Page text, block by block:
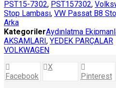
PST15-7302, PST157302,
Stop Lambası, VW Passat B8
Arka
KategorilerAydınlatma
AKSAMLARI, YEDEK PARÇALAR
VOLKWAGEN
Facebook
X
Pinterest